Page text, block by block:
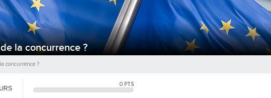
la concurrence ?
concurrence ?
0 PTS